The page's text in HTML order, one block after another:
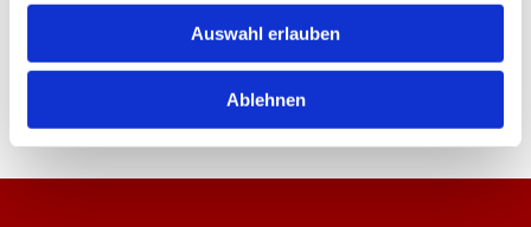
Auswahl erlauben
Ablehnen